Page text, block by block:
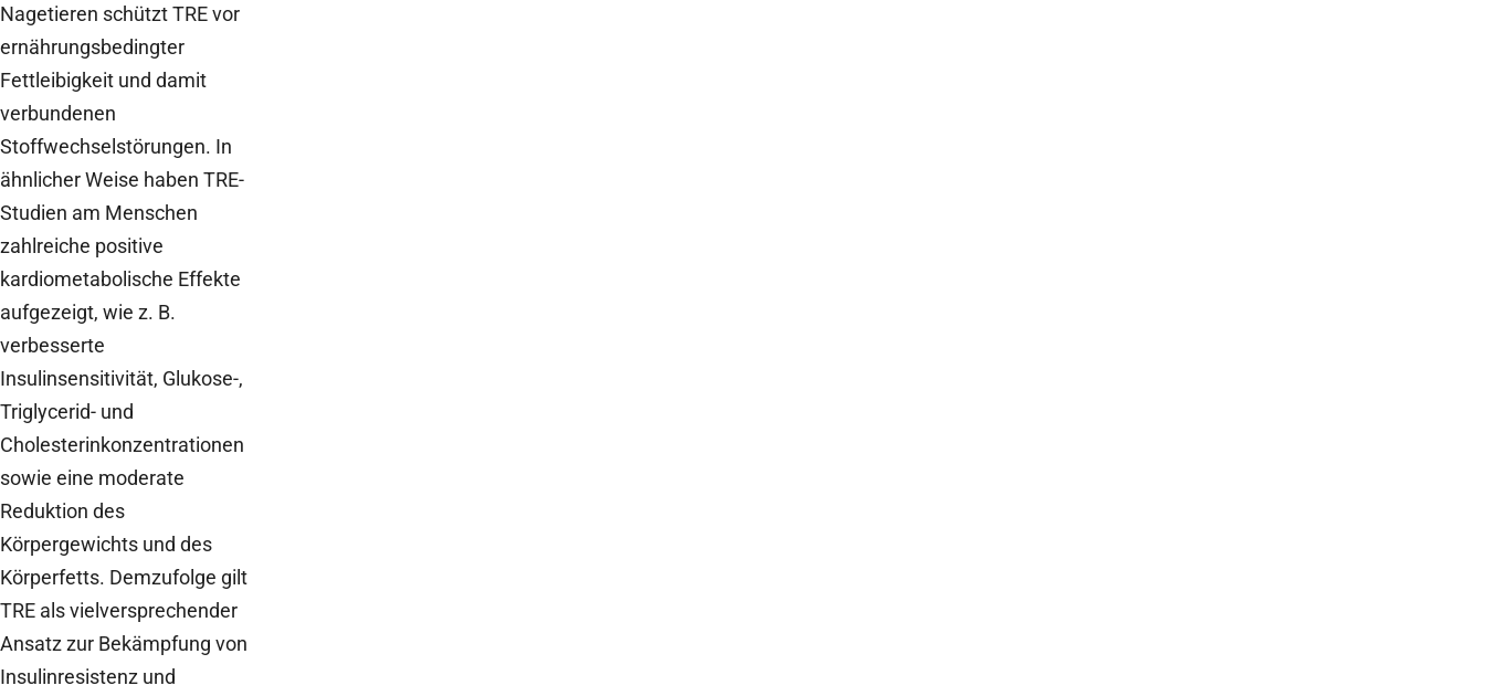
Nagetieren schützt TRE vor
ernährungsbedingter
Fettleibigkeit und damit
verbundenen
Stoffwechselstörungen. In
ähnlicher Weise haben TRE-
Studien am Menschen
zahlreiche positive
kardiometabolische Effekte
aufgezeigt, wie z. B.
verbesserte
Insulinsensitivität, Glukose-,
Triglycerid- und
Cholesterinkonzentrationen
sowie eine moderate
Reduktion des
Körpergewichts und des
Körperfetts. Demzufolge gilt
TRE als vielversprechender
Ansatz zur Bekämpfung von
Insulinresistenz und